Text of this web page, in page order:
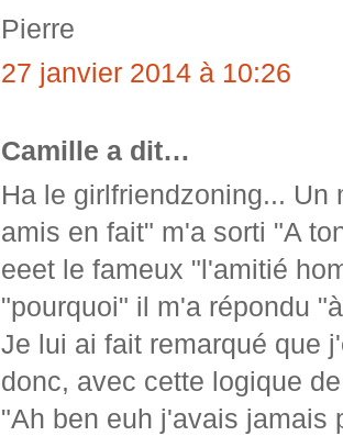
Pierre
27 janvier 2014 à 10:26
Camille a dit…
Ha le girlfriendzoning...
amis en fait" m'a sorti "A
eeet le fameux "l'amitié
"pourquoi" il m'a répondu
Je lui ai fait remarqué que
donc, avec cette logique
"Ah ben euh j'avais jamais